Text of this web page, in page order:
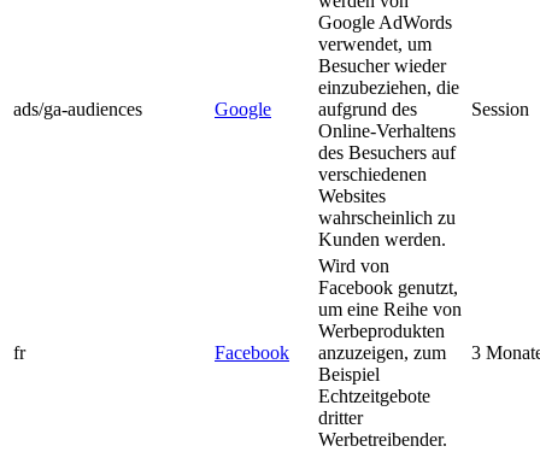
ads/ga-audiences Google
Google AdWords
verwendet, um
Besucher wieder
einzubeziehen, die
aufgrund des
Online-Verhaltens
des Besuchers auf
verschiedenen
Websites
wahrscheinlich zu
Kunden werden.
Session
fr Facebook
Wird von
Facebook genutzt,
um eine Reihe von
Werbeprodukten
anzuzeigen, zum
Beispiel
Echtzeitgebote
dritter
Werbetreibender.
3